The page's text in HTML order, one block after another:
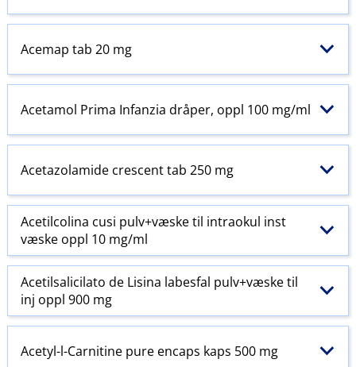
Acemap tab 20 mg
Acetamol Prima Infanzia dråper, oppl 100 mg/ml
Acetazolamide crescent tab 250 mg
Acetilcolina cusi pulv+væske til intraokul inst
væske oppl 10 mg/ml
Acetilsalicilato de Lisina labesfal pulv+væske til
inj oppl 900 mg
Acetyl-l-Carnitine pure encaps kaps 500 mg